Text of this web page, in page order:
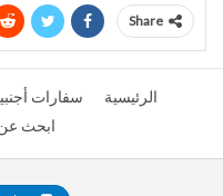
Share
الرئيسية سفارات
ابحث